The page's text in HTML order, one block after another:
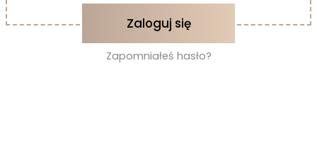
Zaloguj się
Zapomniałeś hasło?